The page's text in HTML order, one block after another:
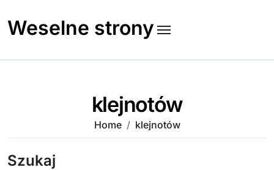
to
content
Weselne strony
klejnotów
Home klejnotów
Szukaj